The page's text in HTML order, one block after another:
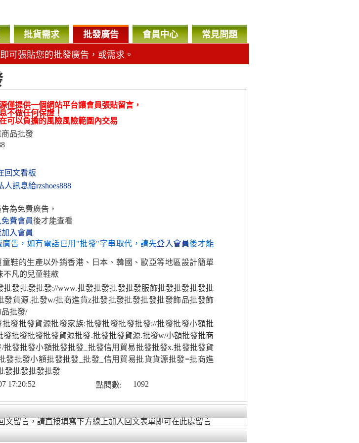
批貨需求 批發廣告 會員中心 常見問題
可張貼您的批發廣告，或需求。
僅提供一個網站平台讓會員張貼留言，
不做任何保證！
可以負擔的風險風險範圍內交易
品批發
回文看板
人訊息給rzshoes888
為免費廣告，
費會員後才能查看
入會員
廣告，如有電話已用"批發"字串取代，請先登入會員後才能
童鞋的生產以外銷香港、日本、韓國、歐亞等地區設計簡單
不凡的兒童鞋款
批發批發批發://www.批發批發批發批發服飾批發批發批發批
發貨源.批發w/批商進貨z批發批發批發批發批發飾品批發飾
批發/
批發批發貨源批發家族:批發批發批發批發://批發批發小額批
發批發批發批發貨源批發.批發批發貨源.批發w/小額批發批商
批發批發小額批發批發_批發信用貿易批發批發x.批發批發貨
發批發小額批發批發_批發_信用貿易批貨貨源批發=批商進
發批發批發批發
17:20:52 點閱數: 1092
文留言，請直接填寫下方線上加入回文表單即可在此處留言